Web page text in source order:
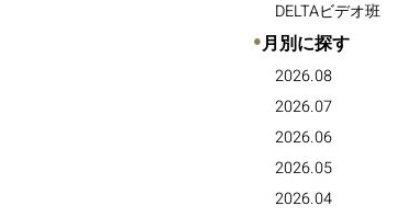
DELTAビデオ班
●月別に探す
2026.08
2026.07
2026.06
2026.05
2026.04